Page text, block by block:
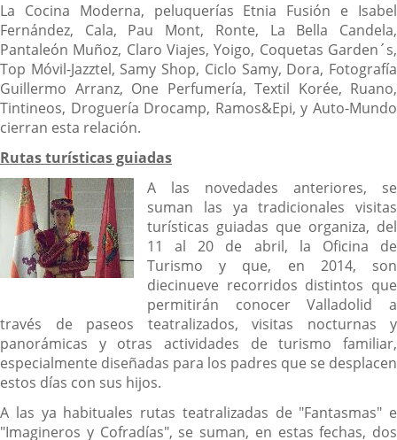
La Cocina Moderna, peluquerías Etnia Fusión e Isabel
Fernández, Cala, Pau Mont, Ronte, La Bella Candela,
Pantaleón Muñoz, Claro Viajes, Yoigo, Coquetas Garden´s,
Top Móvil-Jazztel, Samy Shop, Ciclo Samy, Dora, Fotografía
Guillermo Arranz, One Perfumería, Textil Korée, Ruano,
Tintineos, Droguería Drocamp, Ramos&Epi, y Auto-Mundo
cierran esta relación.
Rutas turísticas guiadas
A las novedades anteriores, se
suman las ya tradicionales visitas
turísticas guiadas que organiza, del
11 al 20 de abril, la Oficina de
Turismo y que, en 2014, son
diecinueve recorridos distintos que
permitirán conocer Valladolid a
través de paseos teatralizados, visitas nocturnas y
panorámicas y otras actividades de turismo familiar,
especialmente diseñadas para los padres que se desplacen
estos días con sus hijos.
A las ya habituales rutas teatralizadas de "Fantasmas" e
"Imagineros y Cofradías", se suman, en estas fechas, dos